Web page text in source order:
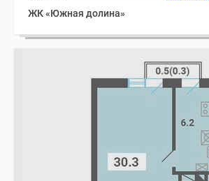
ЖК «Южная долина»